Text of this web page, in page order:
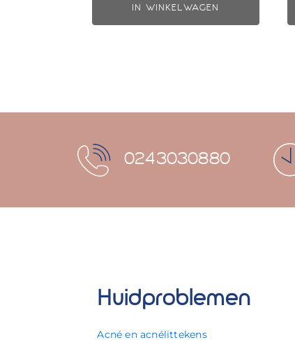
IN WINKELWAGEN
0243030880
Huidproblemen
Acné en acnélittekens